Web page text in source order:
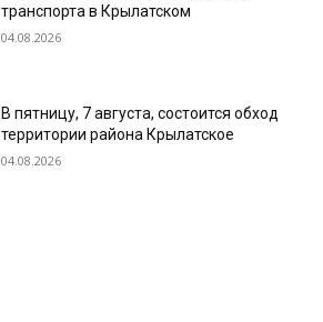
транспорта в Крылатском
04.08.2026
В пятницу, 7 августа, состоится обход
территории района Крылатское
04.08.2026